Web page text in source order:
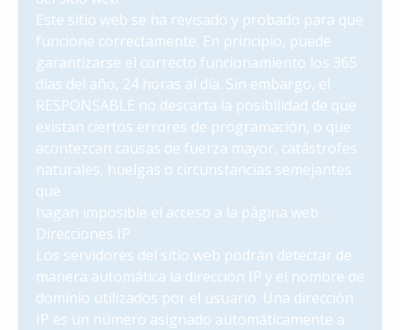
Este sitio web se ha revisado y probado para que
funcione correctamente. En principio, puede
garantizarse el correcto funcionamiento los 365
días del año, 24 horas al día. Sin embargo, el
RESPONSABLE no descarta la posibilidad de que
existan ciertos errores de programación, o que
acontezcan causas de fuerza mayor, catástrofes
naturales, huelgas o circunstancias semejantes
que
hagan imposible el acceso a la página web.
Direcciones IP
Los servidores del sitio web podrán detectar de
manera automática la dirección IP y el nombre de
dominio utilizados por el usuario. Una dirección
IP es un número asignado automáticamente a